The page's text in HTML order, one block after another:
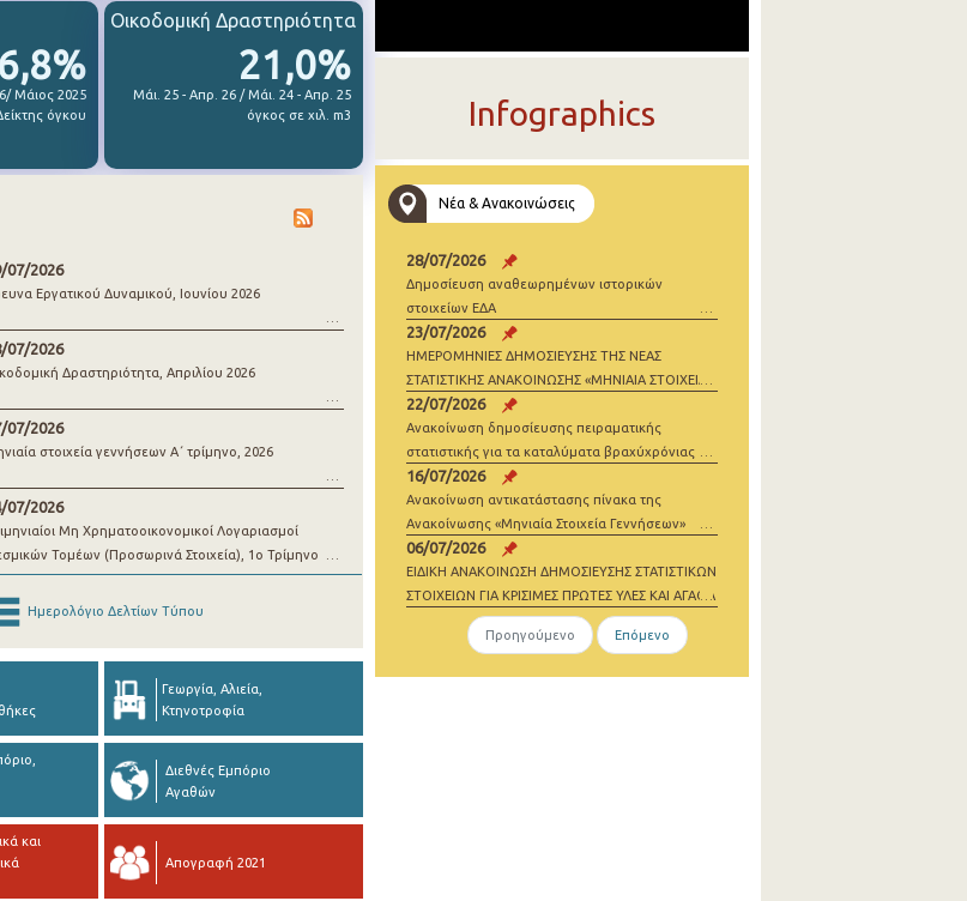
6,8%
Μάιος 2025
όγκου
21,0%
Μάι. 25 - Απρ. 26 / Μάι. 24 - Απρ. 25
όγκος σε χιλ. m3
Οικοδομική Δραστηριότητα
07/2026
Εργατικού Δυναμικού, Ιουνίου 2026
07/2026
Δραστηριότητα, Απριλίου 2026
07/2026
στοιχεία γεννήσεων Α΄ τρίμηνο, 2026
07/2026
Μη Χρηματοοικονομικοί Λογαριασμοί
Τομέων (Προσωρινά Στοιχεία), 1o Τρίμηνο
Ημερολόγιο Δελτίων Τύπου
Γεωργία, Αλιεία,
Κτηνοτροφία
Διεθνές Εμπόριο
Αγαθών
και
Απογραφή 2021
Infographics
Νέα & Ανακοινώσεις
28/07/2026
Δημοσίευση αναθεωρημένων ιστορικών
στοιχείων ΕΔΑ
23/07/2026
ΗΜΕΡΟΜΗΝΙΕΣ ΔΗΜΟΣΙΕΥΣΗΣ ΤΗΣ ΝΕΑΣ
ΣΤΑΤΙΣΤΙΚΗΣ ΑΝΑΚΟΙΝΩΣΗΣ «ΜΗΝΙΑΙΑ ΣΤΟΙΧΕΙΑ
ΓΕΝΝΗΣΕΩΝ» 2026
22/07/2026
Ανακοίνωση δημοσίευσης πειραματικής
στατιστικής για τα καταλύματα βραχύχρόνιας
μίσθωσης
16/07/2026
Ανακοίνωση αντικατάστασης πίνακα της
Ανακοίνωσης «Μηνιαία Στοιχεία Γεννήσεων»
06/07/2026
ΕΙΔΙΚΗ ΑΝΑΚΟΙΝΩΣΗ ΔΗΜΟΣΙΕΥΣΗΣ ΣΤΑΤΙΣΤΙΚΩΝ
ΣΤΟΙΧΕΙΩΝ ΓΙΑ ΚΡΙΣΙΜΕΣ ΠΡΩΤΕΣ ΥΛΕΣ ΚΑΙ ΑΓΑΘΑ
ΜΗΔΕΝΙΚΩΝ ΕΚΠΟΜΠΩΝ 2021-2023
Προηγούμενο
Επόμενο